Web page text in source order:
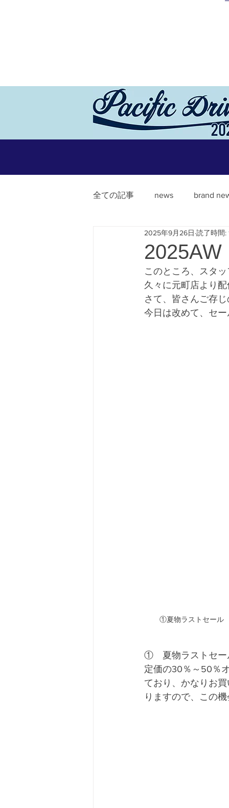
全ての記事 news brand
#freeway428
2025AW
2025年9月26日 読了時間:
このところ、スタ
久々に元町店より
さて、皆さんご存
今日は改めて、セ
①　夏物ラストセー
定価の30％～50％
ており、かなりお
りますので、この